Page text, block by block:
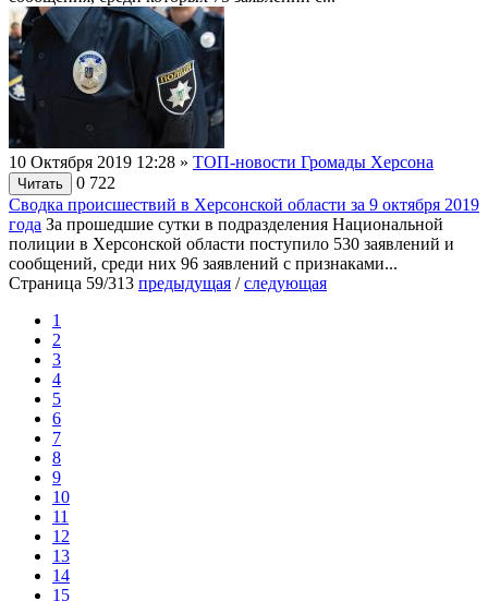
10 Октября 2019 12:28 » ТОП-новости Громады Херсона
Читать 0 722
Сводка происшествий в Херсонской области за 9 октября 2019
года За прошедшие сутки в подразделения Национальной
полиции в Херсонской области поступило 530 заявлений и
сообщений, среди них 96 заявлений с признаками...
Страница 59/313 предыдущая /следующая
1
2
3
4
5
6
7
8
9
10
11
12
13
14
15